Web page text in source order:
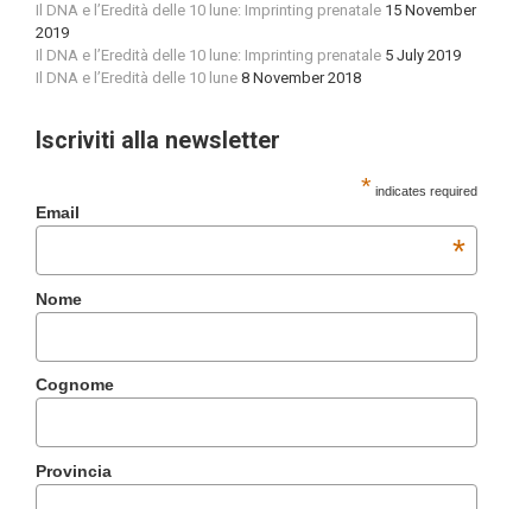
Il DNA e l’Eredità delle 10 lune: Imprinting prenatale 15 November
2019
Il DNA e l’Eredità delle 10 lune: Imprinting prenatale 5 July 2019
Il DNA e l’Eredità delle 10 lune 8 November 2018
Iscriviti alla newsletter
* indicates required
Email
*
Nome
Cognome
Provincia